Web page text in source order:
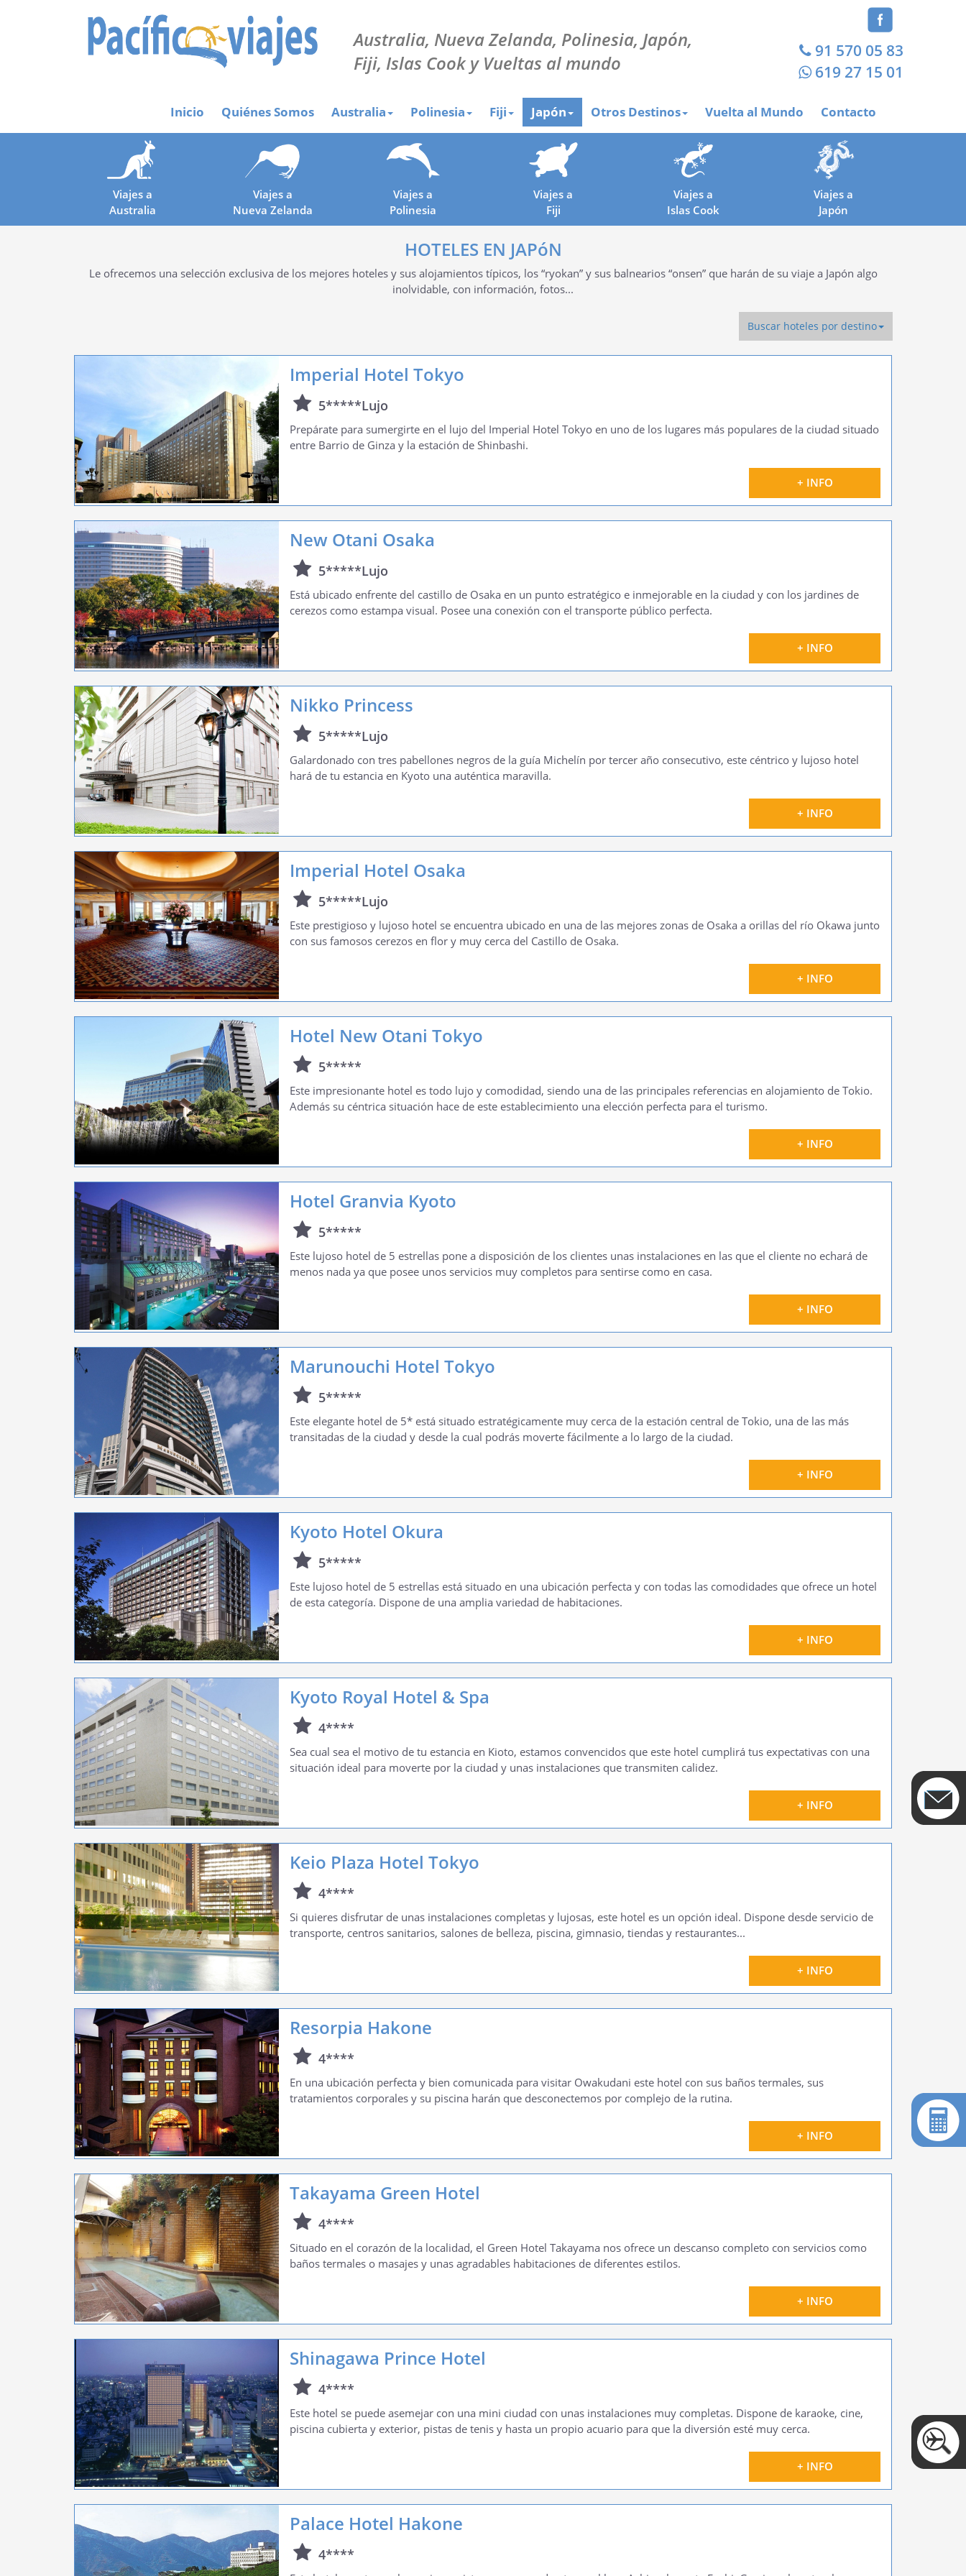
Australia, Nueva Zelanda, Polinesia, Japón,
Fiji, Islas Cook y Vueltas al mundo
91 570 05 83
619 27 15 01
Inicio Quiénes Somos Australia Polinesia Fiji Japón Otros Destinos Vuelta al Mundo Contacto
Viajes a
Australia
Viajes a
Nueva Zelanda
Viajes a
Polinesia
Viajes a
Fiji
Viajes a
Islas Cook
Viajes a
Japón
HOTELES EN JAPóN
Le ofrecemos una selección exclusiva de los mejores hoteles y sus alojamientos típicos, los “ryokan” y sus balnearios “onsen” que harán de su viaje a Japón algo
inolvidable, con información, fotos...
Buscar hoteles por destino
Imperial Hotel Tokyo
5*****Lujo
Prepárate para sumergirte en el lujo del Imperial Hotel Tokyo en uno de los lugares más populares de la ciudad situado
entre Barrio de Ginza y la estación de Shinbashi.
+ INFO
New Otani Osaka
5*****Lujo
Está ubicado enfrente del castillo de Osaka en un punto estratégico e inmejorable en la ciudad y con los jardines de
cerezos como estampa visual. Posee una conexión con el transporte público perfecta.
+ INFO
Nikko Princess
5*****Lujo
Galardonado con tres pabellones negros de la guía Michelín por tercer año consecutivo, este céntrico y lujoso hotel
hará de tu estancia en Kyoto una auténtica maravilla.
+ INFO
Imperial Hotel Osaka
5*****Lujo
Este prestigioso y lujoso hotel se encuentra ubicado en una de las mejores zonas de Osaka a orillas del río Okawa junto
con sus famosos cerezos en flor y muy cerca del Castillo de Osaka.
+ INFO
Hotel New Otani Tokyo
5*****
Este impresionante hotel es todo lujo y comodidad, siendo una de las principales referencias en alojamiento de Tokio.
Además su céntrica situación hace de este establecimiento una elección perfecta para el turismo.
+ INFO
Hotel Granvia Kyoto
5*****
Este lujoso hotel de 5 estrellas pone a disposición de los clientes unas instalaciones en las que el cliente no echará de
menos nada ya que posee unos servicios muy completos para sentirse como en casa.
+ INFO
Marunouchi Hotel Tokyo
5*****
Este elegante hotel de 5* está situado estratégicamente muy cerca de la estación central de Tokio, una de las más
transitadas de la ciudad y desde la cual podrás moverte fácilmente a lo largo de la ciudad.
+ INFO
Kyoto Hotel Okura
5*****
Este lujoso hotel de 5 estrellas está situado en una ubicación perfecta y con todas las comodidades que ofrece un hotel
de esta categoría. Dispone de una amplia variedad de habitaciones.
+ INFO
Kyoto Royal Hotel & Spa
4****
Sea cual sea el motivo de tu estancia en Kioto, estamos convencidos que este hotel cumplirá tus expectativas con una
situación ideal para moverte por la ciudad y unas instalaciones que transmiten calidez.
+ INFO
Keio Plaza Hotel Tokyo
4****
Si quieres disfrutar de unas instalaciones completas y lujosas, este hotel es un opción ideal. Dispone desde servicio de
transporte, centros sanitarios, salones de belleza, piscina, gimnasio, tiendas y restaurantes...
+ INFO
Resorpia Hakone
4****
En una ubicación perfecta y bien comunicada para visitar Owakudani este hotel con sus baños termales, sus
tratamientos corporales y su piscina harán que desconectemos por complejo de la rutina.
+ INFO
Takayama Green Hotel
4****
Situado en el corazón de la localidad, el Green Hotel Takayama nos ofrece un descanso completo con servicios como
baños termales o masajes y unas agradables habitaciones de diferentes estilos.
+ INFO
Shinagawa Prince Hotel
4****
Este hotel se puede asemejar con una mini ciudad con unas instalaciones muy completas. Dispone de karaoke, cine,
piscina cubierta y exterior, pistas de tenis y hasta un propio acuario para que la diversión esté muy cerca.
+ INFO
Palace Hotel Hakone
4****